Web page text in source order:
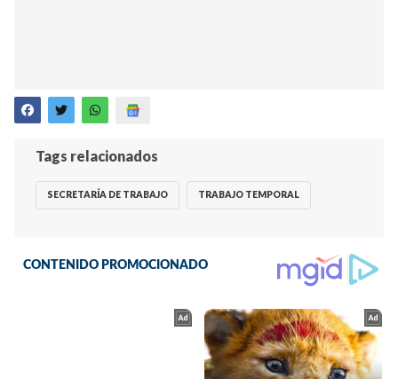
Tags relacionados
SECRETARÍA DE TRABAJO TRABAJO TEMPORAL